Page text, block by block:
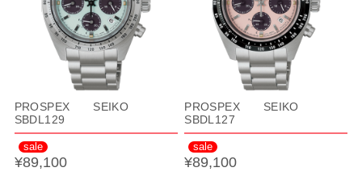
PROSPEX SEIKO
SBDL129
sale
¥89,100
PROSPEX SEIKO
SBDL127
sale
¥89,100